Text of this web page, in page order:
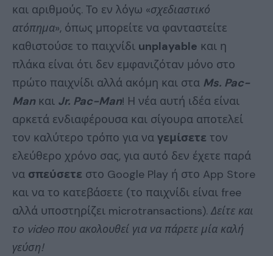
και αριθμούς. Το εν λόγω «σχεδιαστικό
ατόπημα», όπως μπορείτε να φανταστείτε
καθιστούσε το παιχνίδι unplayable και η
πλάκα είναι ότι δεν εμφανιζόταν μόνο στο
πρώτο παιχνίδι αλλά ακόμη και στα Ms. Pac-
Man και Jr. Pac-Man! Η νέα αυτή ιδέα είναι
αρκετά ενδιαφέρουσα και σίγουρα αποτελεί
τον καλύτερο τρόπο για να γεμίσετε τον
ελεύθερο χρόνο σας, για αυτό δεν έχετε παρά
να σπεύσετε στο Google Play ή στο App Store
και να το κατεβάσετε (το παιχνίδι είναι free
αλλά υποστηρίζει microtransactions). Δείτε και
τo video που ακολουθεί για να πάρετε μία καλή
γεύση!